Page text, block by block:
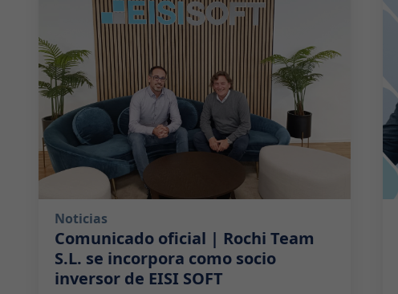
Noticias
Comunicado oficial | Rochi Team
S.L. se incorpora como socio
inversor de EISI SOFT